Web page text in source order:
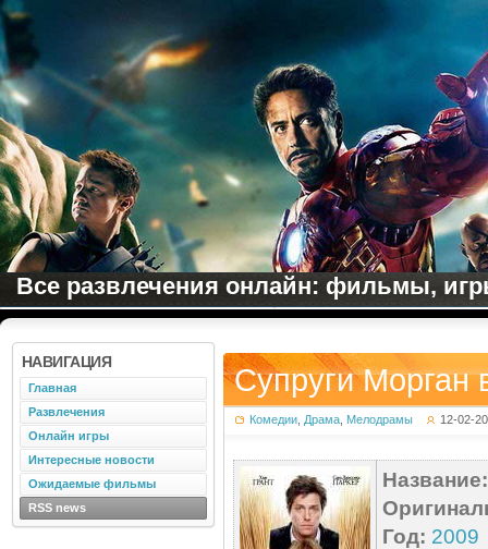
Все развлечения онлайн: фильмы,
Супруги Морган
Комедии Драма Мелодрамы 12-02-
Название:
Год: 2009
НАВИГАЦИЯ
Главная
Развлечения
Онлайн игры
Интересные новости
Ожидаемые фильмы
RSS news